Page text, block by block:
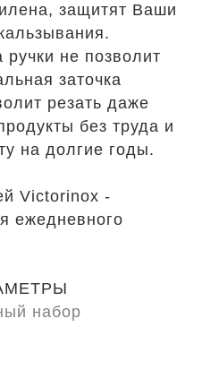
защитят Ваши
не позволит
заточка
резать даже
без труда и
на долгие годы.
Victorinox -
ежедневного
набор